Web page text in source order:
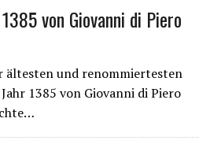
von Giovanni di Piero
ältesten und renommiertesten
1385 von Giovanni di Piero